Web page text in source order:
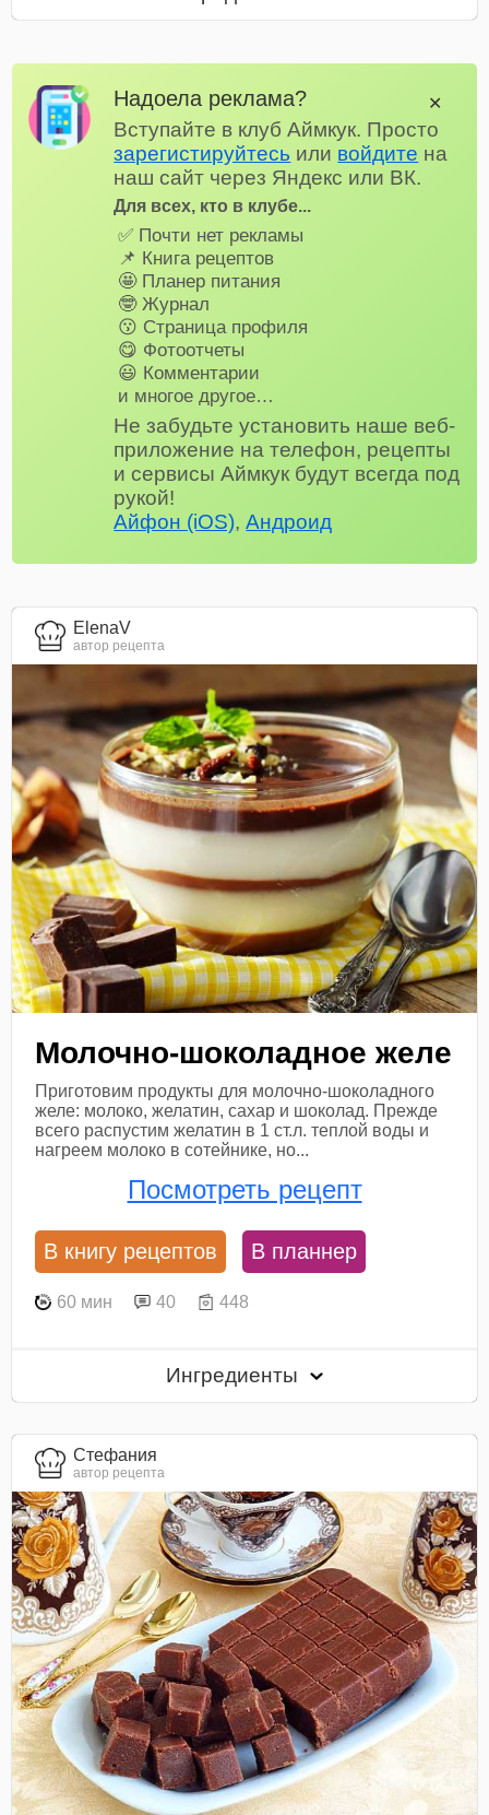
Надоела реклама?
Вступайте в клуб Аймкук. Просто
зарегистируйтесь или войдите на
наш сайт через Яндекс или ВК.
Для всех, кто в клубе...
✅ Почти нет рекламы
📌 Книга рецептов
🤩 Планер питания
🤓 Журнал
😗 Страница профиля
😋 Фотоотчеты
😃 Комментарии
и многое другое…
Не забудьте установить наше веб-
приложение на телефон, рецепты
и сервисы Аймкук будут всегда под
рукой!
Айфон (iOS),Андроид
✕
ElenaV
автор рецепта
Молочно-шоколадное желе
Приготовим продукты для молочно-шоколадного
желе: молоко, желатин, сахар и шоколад. Прежде
всего распустим желатин в 1 ст.л. теплой воды и
нагреем молоко в сотейнике, но...
Посмотреть рецепт
В книгу рецептов В планнер
60 мин 40 448
Ингредиенты
Стефания
автор рецепта